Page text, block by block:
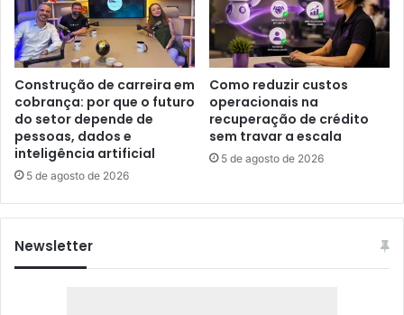
Construção de carreira em
cobrança: por que o futuro
do setor depende de
pessoas, dados e
inteligência artificial
5 de agosto de 2026
Como reduzir custos
operacionais na
recuperação de crédito
sem travar a escala
5 de agosto de 2026
Newsletter